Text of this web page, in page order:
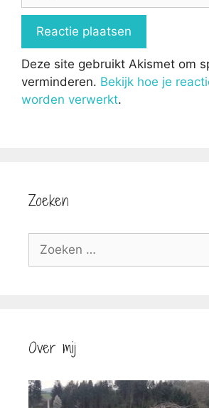
Deze site gebruikt Akismet om
verminderen. Bekijk hoe je
worden verwerkt.
Zoeken
Zoek
Over mij